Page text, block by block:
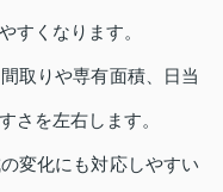
すくなります。
取りや専有面積、日当
さを左右します。
変化にも対応しやすい